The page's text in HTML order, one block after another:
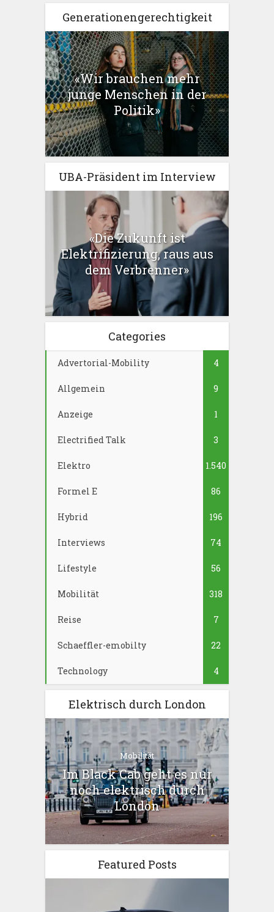
Generationengerechtigkeit
«Wir brauchen mehr
junge Menschen in der
Politik»
UBA-Präsident im Interview
«Die Zukunft ist
Elektrifizierung, raus aus
dem Verbrenner»
Categories
Advertorial-Mobility 4
Allgemein 9
Anzeige 1
Electrified Talk 3
Elektro 1.540
Formel E 86
Hybrid 196
Interviews 74
Lifestyle 56
Mobilität 318
Reise 7
Schaeffler-emobilty 22
Technology 4
Elektrisch durch London
Mobilität
Im Black Cab geht es nur
noch elektrisch durch
London
Featured Posts